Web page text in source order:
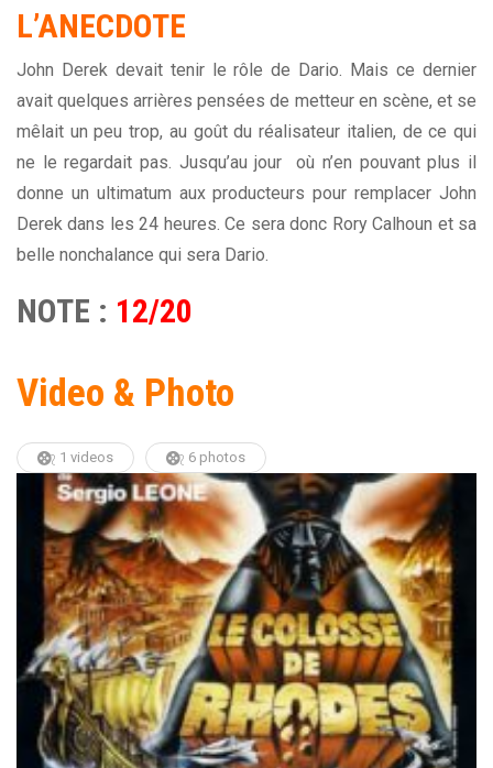
L’ANECDOTE
John Derek devait tenir le rôle de Dario. Mais ce dernier
avait quelques arrières pensées de metteur en scène, et se
mêlait un peu trop, au goût du réalisateur italien, de ce qui
ne le regardait pas. Jusqu’au jour où n’en pouvant plus il
donne un ultimatum aux producteurs pour remplacer John
Derek dans les 24 heures. Ce sera donc Rory Calhoun et sa
belle nonchalance qui sera Dario.
NOTE : 12/20
Video & Photo
1 videos 6 photos